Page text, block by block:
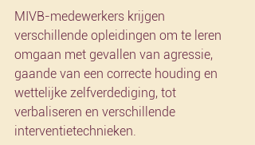
MIVB-medewerkers krijgen
verschillende opleidingen om te leren
omgaan met gevallen van agressie,
gaande van een correcte houding en
wettelijke zelfverdediging, tot
verbaliseren en verschillende
interventietechnieken.